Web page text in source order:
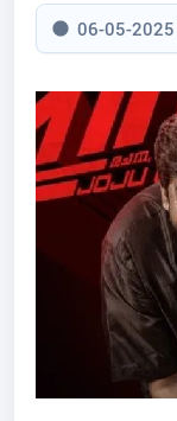
06-05-